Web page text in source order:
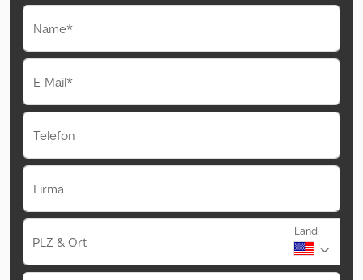
Name*
E-Mail*
Telefon
Firma
PLZ & Ort
Land